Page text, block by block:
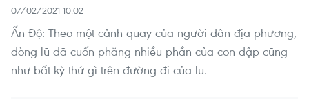
07/02/2021 10:02
Ấn Độ: Theo một cảnh quay của người dân địa phương,
dòng lũ đã cuốn phăng nhiều phần của con đập cũng
như bất kỳ thứ gì trên đường đi của lũ.